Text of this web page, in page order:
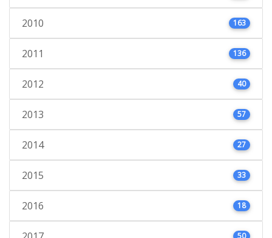
2010 163
2011 136
2012 40
2013 57
2014 27
2015 33
2016 18
50